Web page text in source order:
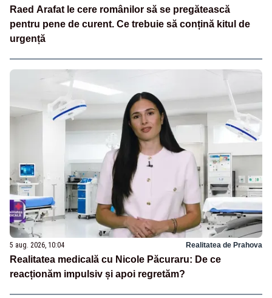
Raed Arafat le cere românilor să se pregătească
pentru pene de curent. Ce trebuie să conțină kitul de
urgență
5 aug. 2026, 10:04 Realitatea de Prahova
Realitatea medicală cu Nicole Păcuraru: De ce
reacționăm impulsiv și apoi regretăm?